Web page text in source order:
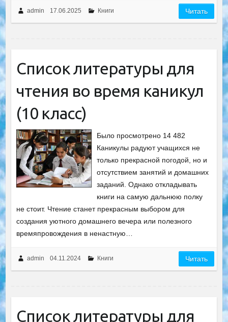
admin 17.06.2025 Книги Читать
Список литературы для
чтения во время каникул
(10 класс)
Было просмотрено 14 482
Каникулы радуют учащихся не
только прекрасной погодой, но и
отсутствием занятий и домашних
заданий. Однако откладывать
книги на самую дальнюю полку
не стоит. Чтение станет прекрасным выбором для
создания уютного домашнего вечера или полезного
времяпровождения в ненастную…
admin 04.11.2024 Книги Читать
Список литературы для